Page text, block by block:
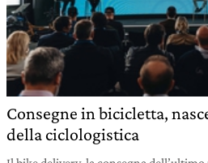
Consegne in bicicletta,
della ciclologistica